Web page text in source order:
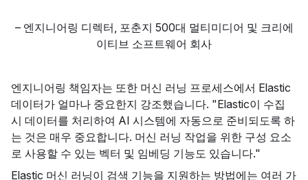
– 엔지니어링 디렉터 포춘지 500대 멀티미디어 및 크리에
이티브 소프트웨어 회사
엔지니어링 책임자는 또한 머신 러닝 프로세스에서 Elastic
데이터가 얼마나 중요한지 강조했습니다. "Elastic이 수집
시 데이터를 처리하여 AI 시스템에 자동으로 준비되도록 하
는 것은 매우 중요합니다. 머신 러닝 작업을 위한 구성 요소
로 사용할 수 있는 벡터 및 임베딩 기능도 있습니다."
Elastic 머신 러닝이 검색 기능을 지원하는 방법에는 여러 가